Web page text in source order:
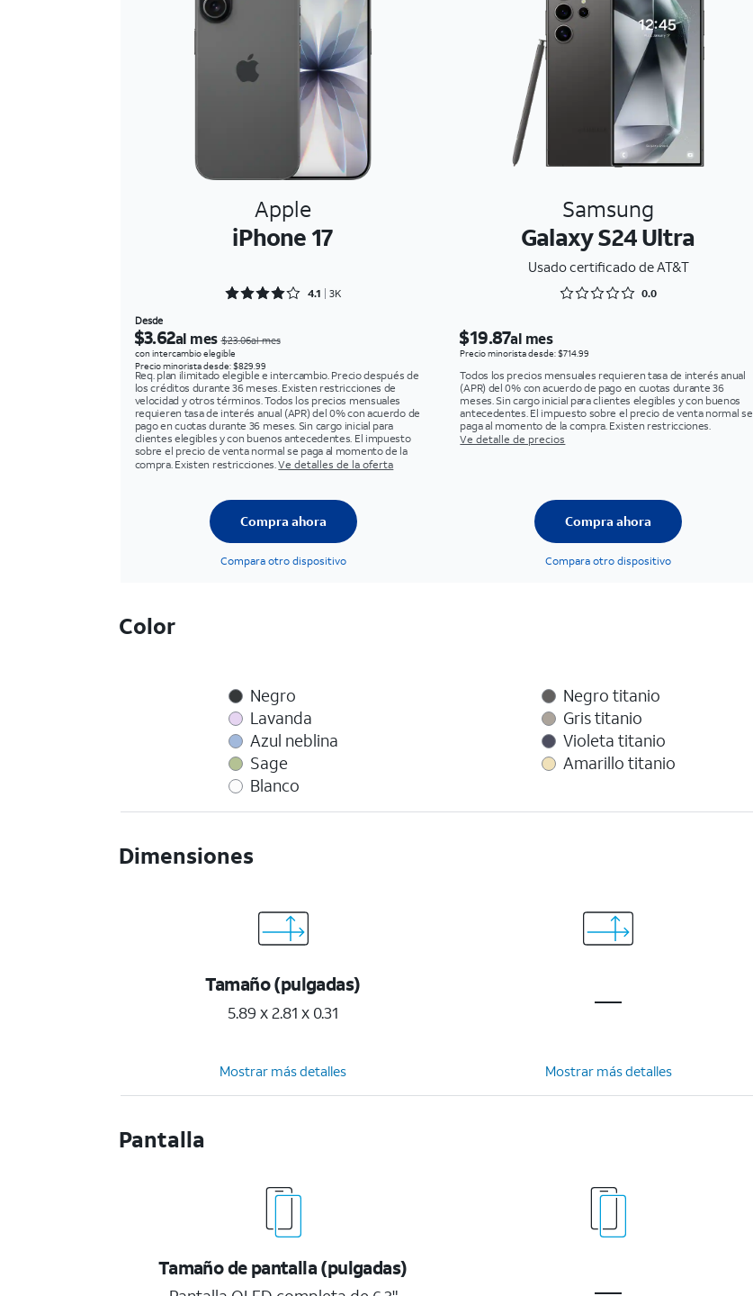
Apple
iPhone 17
Samsung
Galaxy S24 Ultra
Usado certificado de AT&T
Rated 4.1088 out of 5
4.1 3K Rated 0 out of 5
0.0
Desde
$3.62al mes$23.06al mes
con intercambio elegible
Precio minorista desde: $829.99
Req. plan ilimitado elegible e intercambio. Precio después de
los créditos durante 36 meses. Existen restricciones de
velocidad y otros términos. Todos los precios mensuales
requieren tasa de interés anual (APR) del 0% con acuerdo de
pago en cuotas durante 36 meses. Sin cargo inicial para
clientes elegibles y con buenos antecedentes. El impuesto
sobre el precio de venta normal se paga al momento de la
compra. Existen restricciones.Ve detalles de la oferta
$19.87al mes
Precio minorista desde: $714.99
Todos los precios mensuales requieren tasa de interés anual
(APR) del 0% con acuerdo de pago en cuotas durante 36
meses. Sin cargo inicial para clientes elegibles y con buenos
antecedentes. El impuesto sobre el precio de venta normal se
paga al momento de la compra. Existen restricciones.
Ve detalle de precios
Compra ahora
Compara otro dispositivo
Compra ahora
Compara otro dispositivo
Color
Negro
Lavanda
Azul neblina
Sage
Blanco
Negro titanio
Gris titanio
Violeta titanio
Amarillo titanio
Dimensiones
Tamaño (pulgadas)
5.89 x 2.81 x 0.31
Mostrar más detalles Mostrar más detalles
Pantalla
Tamaño de pantalla (pulgadas)